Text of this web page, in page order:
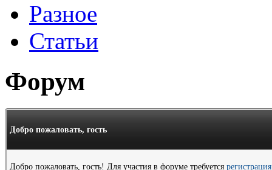
Разное
Статьи
Форум
Добро пожаловать, гость
Добро пожаловать, гость! Для участия в форуме требуется